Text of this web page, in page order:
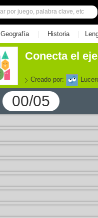
Geografía | Historia |
Conecta el
Creado por:
00/05